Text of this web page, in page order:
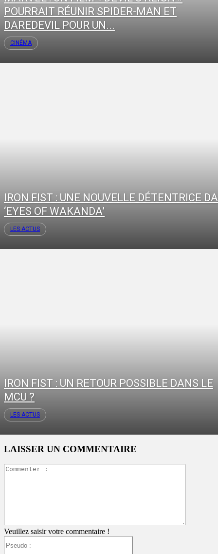
POURRAIT RÉUNIR SPIDER-MAN ET
DAREDEVIL POUR UN...
CINÉMA
IRON FIST : UNE NOUVELLE DÉTENTRICE
‘EYES OF WAKANDA’
LES ACTUS
IRON FIST : UN RETOUR POSSIBLE DANS LE
MCU ?
LES ACTUS
LAISSER UN COMMENTAIRE
Veuillez saisir votre commentaire !